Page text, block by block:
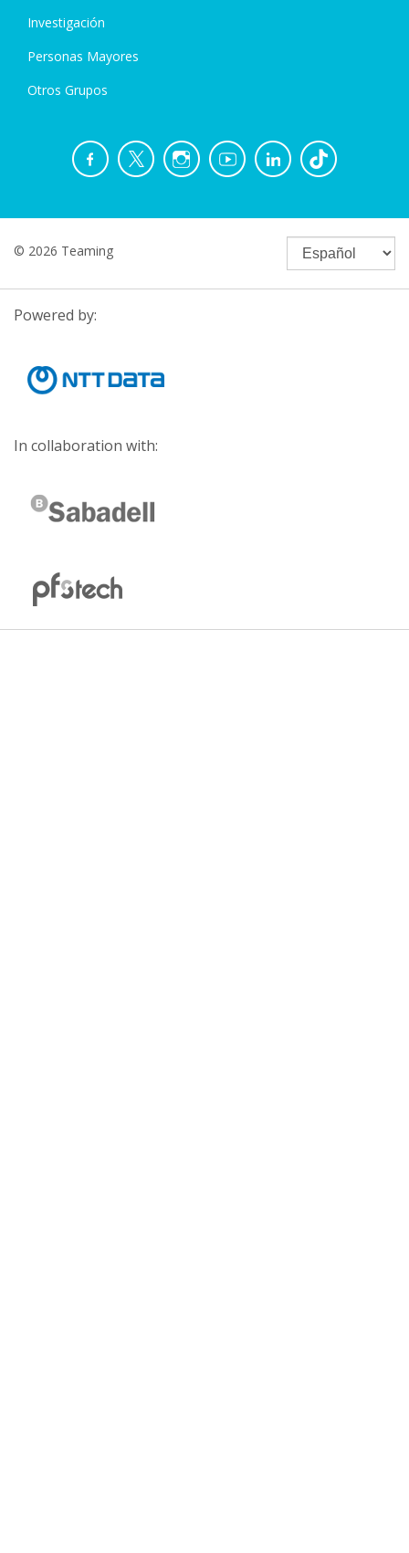
Investigación
Personas Mayores
Otros Grupos
© 2026 Teaming
Powered by:
In collaboration with: